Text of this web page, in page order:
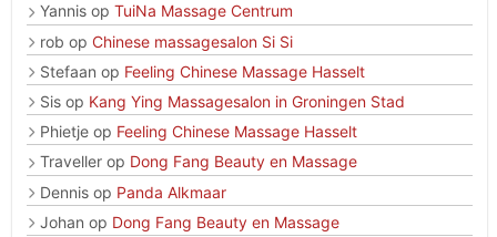
Yannis op TuiNa Massage Centrum
rob op Chinese massagesalon Si Si
Stefaan op Feeling Chinese Massage Hasselt
Sis op Kang Ying Massagesalon in Groningen Stad
Phietje op Feeling Chinese Massage Hasselt
Traveller op Dong Fang Beauty en Massage
Dennis op Panda Alkmaar
Johan op Dong Fang Beauty en Massage